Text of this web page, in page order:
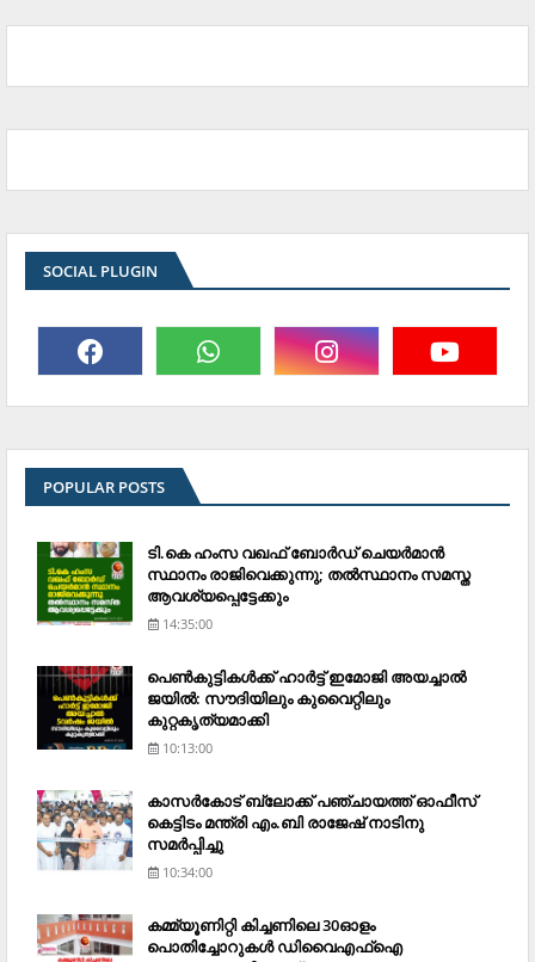
SOCIAL PLUGIN
POPULAR POSTS
ടി.കെ ഹംസ വഖഫ് ബോര്‍ഡ് ചെയര്‍മാന്‍
സ്ഥാനം രാജിവെക്കുന്നു; തല്‍സ്ഥാനം സമസ്ത
ആവശ്യപ്പെട്ടേക്കും
14:35:00
പെണ്‍കുട്ടികള്‍ക്ക് ഹാര്‍ട്ട് ഇമോജി അയച്ചാല്‍
ജയില്‍: സൗദിയിലും കുവൈറ്റിലും
കുറ്റകൃത്യമാക്കി
10:13:00
കാസര്‍കോട് ബ്ലോക്ക് പഞ്ചായത്ത് ഓഫീസ്
കെട്ടിടം മന്ത്രി എം.ബി രാജേഷ് നാടിനു
സമര്‍പ്പിച്ചു
10:34:00
കമ്മ്യൂണിറ്റി കിച്ചണിലെ 30ഓളം
പൊതിച്ചോറുകള്‍ ഡിവൈഎഫ്‌ഐ